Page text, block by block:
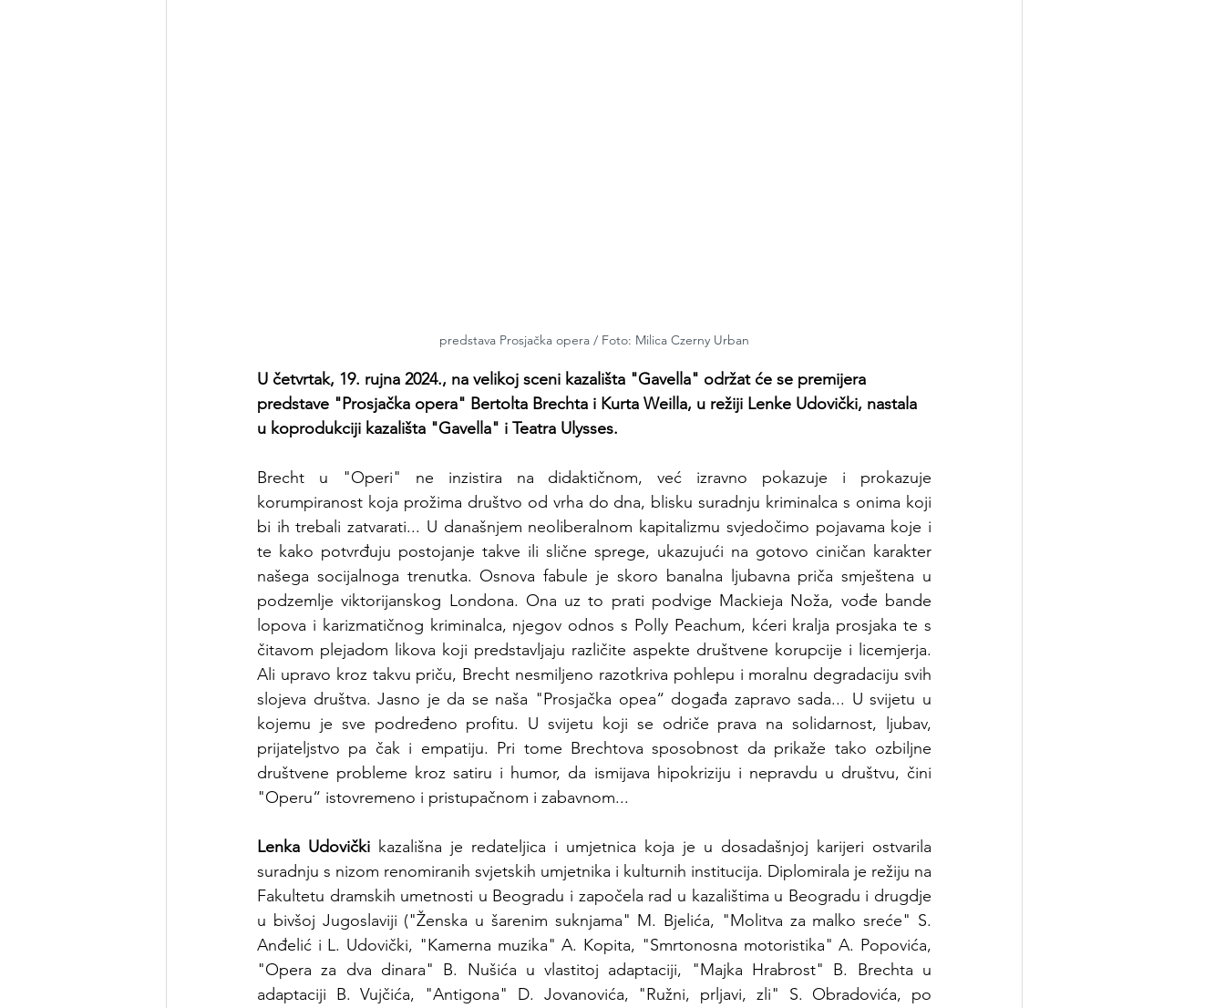
predstava Prosjačka opera / Foto: Milica Czerny Urban
U četvrtak, 19. rujna 2024., na velikoj sceni kazališta "Gavella" održat će se premijera
predstave "Prosjačka opera" Bertolta Brechta i Kurta Weilla, u režiji Lenke Udovički, nastala
u koprodukciji kazališta "Gavella" i Teatra Ulysses.
Brecht u "Operi" ne inzistira na didaktičnom, već izravno pokazuje i prokazuje
korumpiranost koja prožima društvo od vrha do dna, blisku suradnju kriminalca s onima koji
bi ih trebali zatvarati... U današnjem neoliberalnom kapitalizmu svjedočimo pojavama koje i
te kako potvrđuju postojanje takve ili slične sprege, ukazujući na gotovo ciničan karakter
našega socijalnoga trenutka. Osnova fabule je skoro banalna ljubavna priča smještena u
podzemlje viktorijanskog Londona. Ona uz to prati podvige Mackieja Noža, vođe bande
lopova i karizmatičnog kriminalca, njegov odnos s Polly Peachum, kćeri kralja prosjaka te s
čitavom plejadom likova koji predstavljaju različite aspekte društvene korupcije i licemjerja.
Ali upravo kroz takvu priču, Brecht nesmiljeno razotkriva pohlepu i moralnu degradaciju svih
slojeva društva. Jasno je da se naša "Prosjačka opea“ događa zapravo sada... U svijetu u
kojemu je sve podređeno profitu. U svijetu koji se odriče prava na solidarnost, ljubav,
prijateljstvo pa čak i empatiju. Pri tome Brechtova sposobnost da prikaže tako ozbiljne
društvene probleme kroz satiru i humor, da ismijava hipokriziju i nepravdu u društvu, čini
"Operu“ istovremeno i pristupačnom i zabavnom...
Lenka Udovički kazališna je redateljica i umjetnica koja je u dosadašnjoj karijeri ostvarila
suradnju s nizom renomiranih svjetskih umjetnika i kulturnih institucija. Diplomirala je režiju na
Fakultetu dramskih umetnosti u Beogradu i započela rad u kazalištima u Beogradu i drugdje
u bivšoj Jugoslaviji ("Ženska u šarenim suknjama" M. Bjelića, "Molitva za malko sreće" S.
Anđelić i L. Udovički, "Kamerna muzika" A. Kopita, "Smrtonosna motoristika" A. Popovića,
"Opera za dva dinara" B. Nušića u vlastitoj adaptaciji, "Majka Hrabrost" B. Brechta u
adaptaciji B. Vujčića, "Antigona" D. Jovanovića, "Ružni, prljavi, zli" S. Obradovića, po